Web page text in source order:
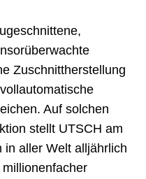
Zuschnittherstellung
Auf solchen
stellt UTSCH am
in aller Welt alljährlich